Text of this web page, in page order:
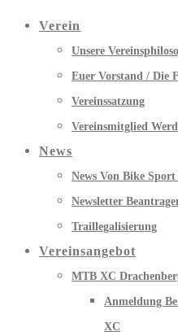
Verein
Unsere
Euer Vorstand / Die
Vereinssatzung
Vereinsmitglied
News
News Von Bike
Newsletter
Traillegalisierung
Vereinsangebot
MTB XC
Anmeldung
XC